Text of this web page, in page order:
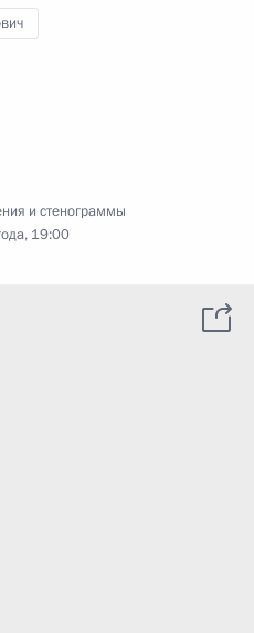
и стенограммы
19:00